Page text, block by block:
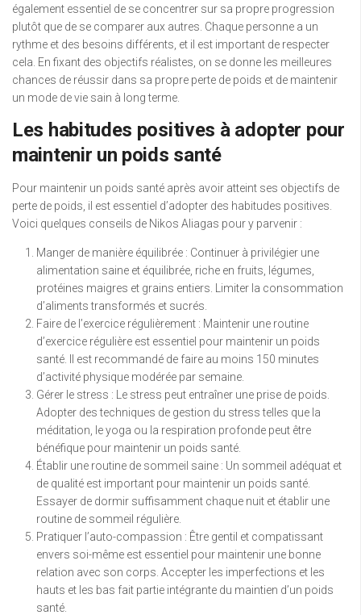
également essentiel de se concentrer sur sa propre progression
plutôt que de se comparer aux autres. Chaque personne a un
rythme et des besoins différents, et il est important de respecter
cela. En fixant des objectifs réalistes, on se donne les meilleures
chances de réussir dans sa propre perte de poids et de maintenir
un mode de vie sain à long terme.
Les habitudes positives à adopter pour
maintenir un poids santé
Pour maintenir un poids santé après avoir atteint ses objectifs de
perte de poids, il est essentiel d’adopter des habitudes positives.
Voici quelques conseils de Nikos Aliagas pour y parvenir :
Manger de manière équilibrée : Continuer à privilégier une
alimentation saine et équilibrée, riche en fruits, légumes,
protéines maigres et grains entiers. Limiter la consommation
d’aliments transformés et sucrés.
Faire de l’exercice régulièrement : Maintenir une routine
d’exercice régulière est essentiel pour maintenir un poids
santé. Il est recommandé de faire au moins 150 minutes
d’activité physique modérée par semaine.
Gérer le stress : Le stress peut entraîner une prise de poids.
Adopter des techniques de gestion du stress telles que la
méditation, le yoga ou la respiration profonde peut être
bénéfique pour maintenir un poids santé.
Établir une routine de sommeil saine : Un sommeil adéquat et
de qualité est important pour maintenir un poids santé.
Essayer de dormir suffisamment chaque nuit et établir une
routine de sommeil régulière.
Pratiquer l’auto-compassion : Être gentil et compatissant
envers soi-même est essentiel pour maintenir une bonne
relation avec son corps. Accepter les imperfections et les
hauts et les bas fait partie intégrante du maintien d’un poids
santé.